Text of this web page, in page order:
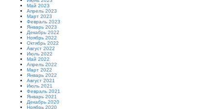
Май 2023
Апрель 2023
Март 2023
Февраль 2023
Январь 2023
Декабрь 2022
Ноябрь 2022
Октябрь 2022
Август 2022
Июль 2022
Май 2022
Апрель 2022
Март 2022
Январь 2022
Август 2021
Июль 2021
Февраль 2021
Январь 2021
Декабрь 2020
Ноябрь 2020